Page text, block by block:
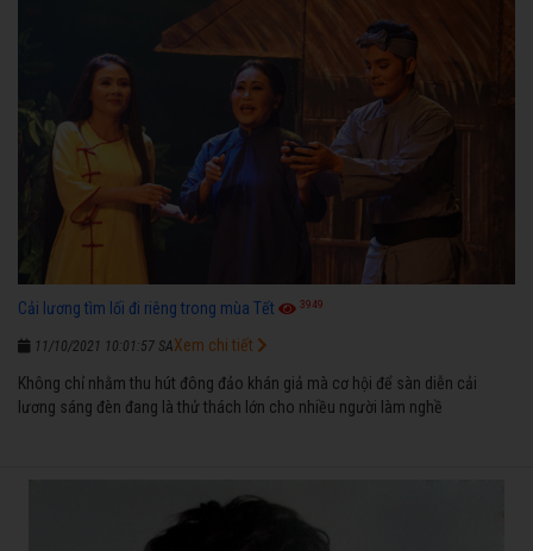
Cải lương tìm lối đi riêng trong mùa Tết 3949
11/10/2021 10:01:57 SA
Không chỉ nhằm thu hút đông đảo khán giả mà cơ hội để sàn diễn cải
lương sáng đèn đang là thử thách lớn cho nhiều người làm nghề
Xem chi tiết